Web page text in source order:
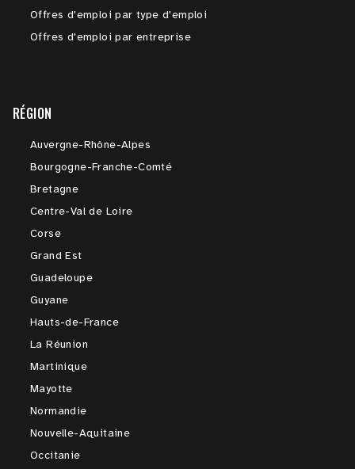
Offres d'emploi par type d'emploi
Offres d'emploi par entreprise
RÉGION
Auvergne-Rhône-Alpes
Bourgogne-Franche-Comté
Bretagne
Centre-Val de Loire
Corse
Grand Est
Guadeloupe
Guyane
Hauts-de-France
La Réunion
Martinique
Mayotte
Normandie
Nouvelle-Aquitaine
Occitanie